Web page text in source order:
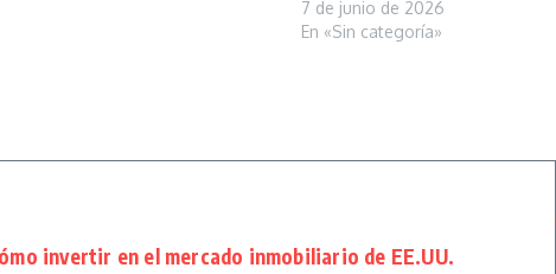
7 de junio de 2026
En «Sin categoría»
invertir en el mercado inmobiliario de EE.UU.